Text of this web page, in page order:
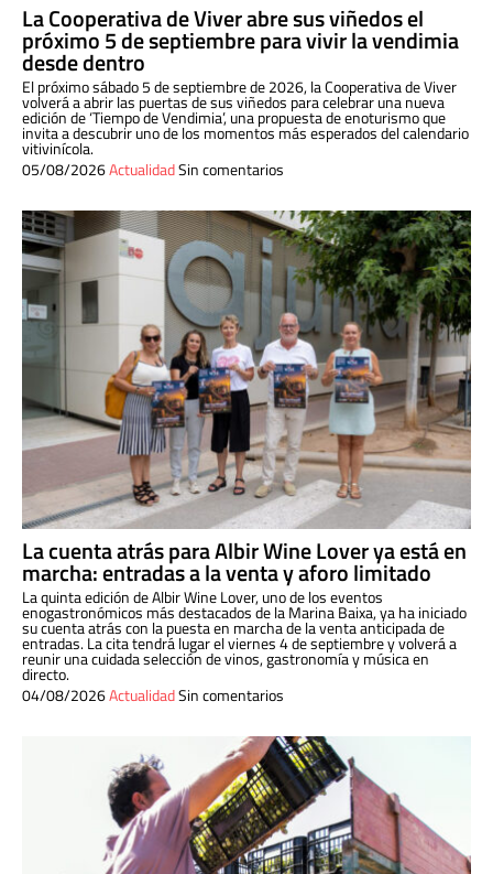
La Cooperativa de Viver abre sus viñedos el
próximo 5 de septiembre para vivir la vendimia
desde dentro
El próximo sábado 5 de septiembre de 2026, la Cooperativa de Viver
volverá a abrir las puertas de sus viñedos para celebrar una nueva
edición de ‘Tiempo de Vendimia’, una propuesta de enoturismo que
invita a descubrir uno de los momentos más esperados del calendario
vitivinícola.
05/08/2026ActualidadSin comentarios
La cuenta atrás para Albir Wine Lover ya está en
marcha: entradas a la venta y aforo limitado
La quinta edición de Albir Wine Lover, uno de los eventos
enogastronómicos más destacados de la Marina Baixa, ya ha iniciado
su cuenta atrás con la puesta en marcha de la venta anticipada de
entradas. La cita tendrá lugar el viernes 4 de septiembre y volverá a
reunir una cuidada selección de vinos, gastronomía y música en
directo.
04/08/2026ActualidadSin comentarios